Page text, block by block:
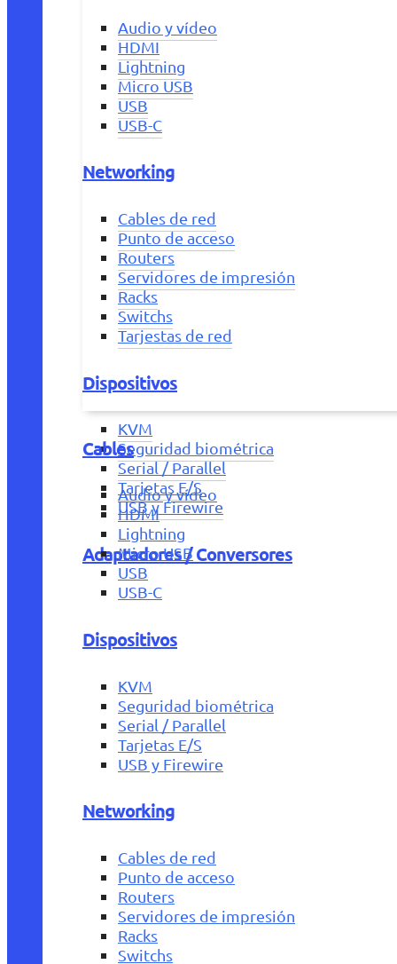
Audio y vídeo
HDMI
Lightning
Micro USB
USB
USB-C
Networking
Cables de red
Punto de acceso
Routers
Servidores de impresión
Racks
Switchs
Tarjestas de red
Dispositivos
KVM
Seguridad biométrica
Serial / Parallel
Tarjetas E/S
USB y Firewire
Adaptadores / Conversores
Cables
Audio y vídeo
HDMI
Lightning
Micro USB
USB
USB-C
Dispositivos
KVM
Seguridad biométrica
Serial / Parallel
Tarjetas E/S
USB y Firewire
Networking
Cables de red
Punto de acceso
Routers
Servidores de impresión
Racks
Switchs